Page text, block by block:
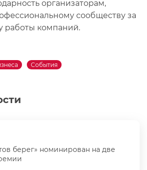
берег» номинирован на две
организаторам,
сообществу за
работы компаний.
События